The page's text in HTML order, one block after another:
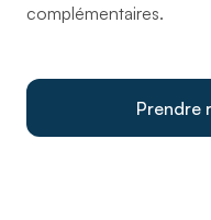
complémentaires.
Prendre